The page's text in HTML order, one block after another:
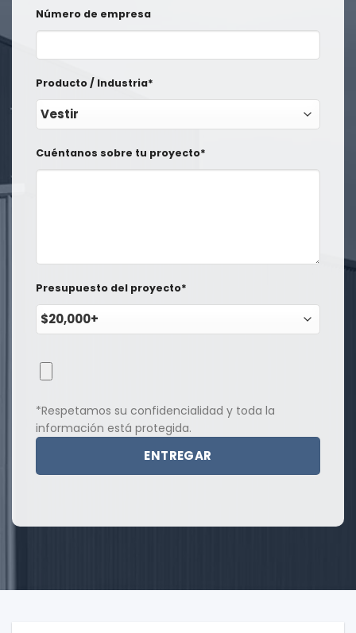
Número de empresa
Producto / Industria*
Cuéntanos sobre tu proyecto*
Presupuesto del proyecto*
*Respetamos su confidencialidad y toda la
información está protegida.